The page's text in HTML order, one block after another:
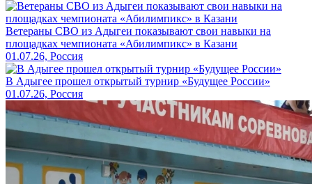
Ветераны СВО из Адыгеи показывают свои навыки на
площадках чемпионата «Абилимпикс» в Казани
01.07.26, Россия
В Адыгее прошел открытый турнир «Будущее России»
01.07.26, Россия